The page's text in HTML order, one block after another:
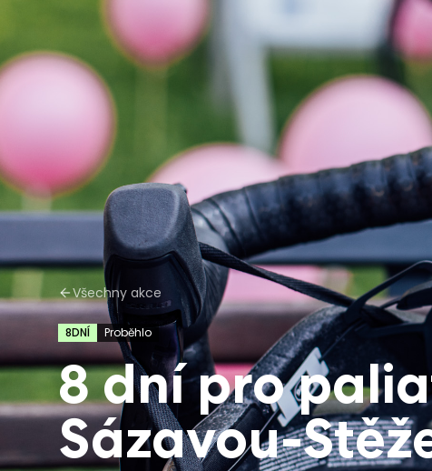
Všechny akce
8DNÍ Proběhlo
8 dní pro
Sázavou-